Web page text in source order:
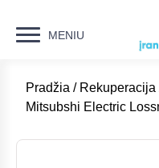
MENIU
Pradžia / Rekuperacija
Mitsubshi Electric